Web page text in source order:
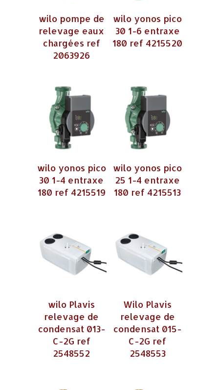
wilo pompe de
relevage eaux
chargées ref
2063926
wilo yonos pico
30 1-6 entraxe
180 ref 4215520
wilo yonos pico
30 1-4 entraxe
180 ref 4215519
wilo yonos pico
25 1-4 entraxe
180 ref 4215513
wilo Plavis
relevage de
condensat 013-
C-2G ref
2548552
Wilo Plavis
relevage de
condensat 015-
C-2G ref
2548553